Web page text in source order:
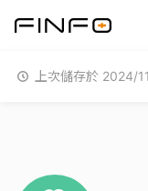
上次儲存於 2024/